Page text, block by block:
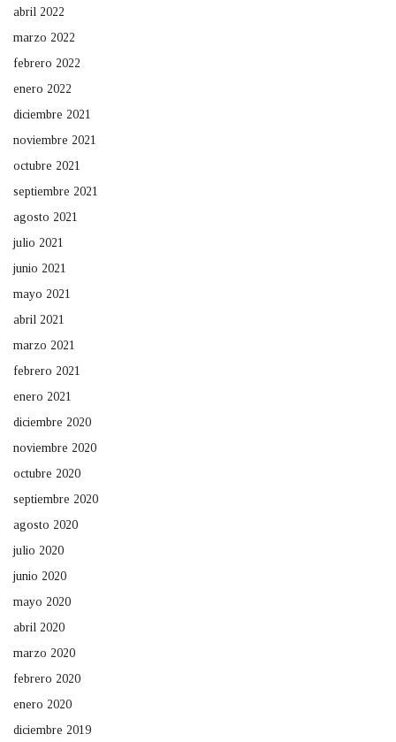
abril 2022
marzo 2022
febrero 2022
enero 2022
diciembre 2021
noviembre 2021
octubre 2021
septiembre 2021
agosto 2021
julio 2021
junio 2021
mayo 2021
abril 2021
marzo 2021
febrero 2021
enero 2021
diciembre 2020
noviembre 2020
octubre 2020
septiembre 2020
agosto 2020
julio 2020
junio 2020
mayo 2020
abril 2020
marzo 2020
febrero 2020
enero 2020
diciembre 2019